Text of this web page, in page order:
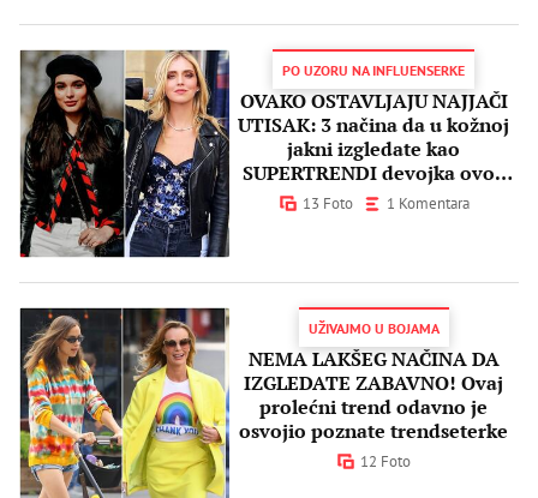
PO UZORU NA INFLUENSERKE
OVAKO OSTAVLJAJU NAJJAČI
UTISAK: 3 načina da u kožnoj
jakni izgledate kao
SUPERTRENDI devojka ovog
proleća
13 Foto 1 Komentara
UŽIVAJMO U BOJAMA
NEMA LAKŠEG NAČINA DA
IZGLEDATE ZABAVNO! Ovaj
prolećni trend odavno je
osvojio poznate trendseterke
12 Foto